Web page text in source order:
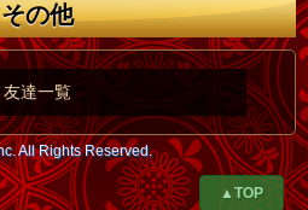
その他
友達一覧
All Rights Reserved.
▲TOP